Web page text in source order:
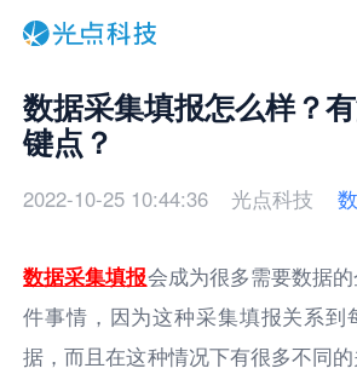
数据采集填报怎么样？
键点？
2022-10-25 10:44:36 光点科技
数据采集填报会成为很多需要数据
件事情，因为这种采集填报关系到
据，而且在这种情况下有很多不同